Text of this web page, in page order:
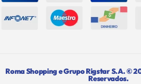
Roma Shopping e Grupo Rigstar S.A. ©
Reservados.